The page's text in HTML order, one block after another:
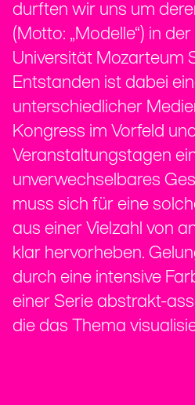
durften wir uns um
(Motto: „Modelle“) in
Universität Mozarteum
Entstanden ist dabei
unterschiedlicher
Kongress im Vorfeld
Veranstaltungstagen
unverwechselbares
muss sich für eine
aus einer Vielzahl von
klar hervorheben.
durch eine intensive
einer Serie abstrakt-
die das Thema